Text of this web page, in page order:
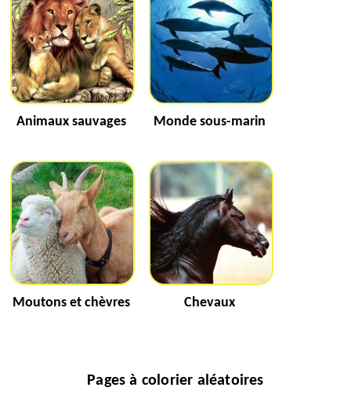
Animaux sauvages Monde sous-marin
Moutons et chèvres Chevaux
Pages à colorier aléatoires